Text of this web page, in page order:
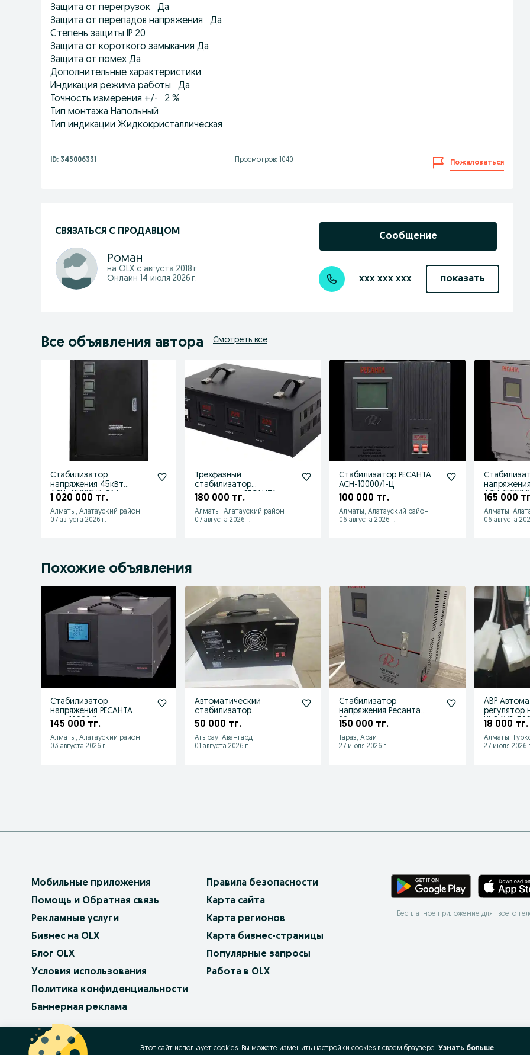
Защита от перегрузок Да
Защита от перепадов напряжения Да
Степень защиты IP 20
Защита от короткого замыкания Да
Защита от помех Да
Дополнительные характеристики
Индикация режима работы Да
Точность измерения +/- 2 %
Тип монтажа Напольный
Тип индикации Жидкокристаллическая
ID: 345006331 Просмотров: 1040 Пожаловаться
СВЯЗАТЬСЯ С ПРОДАВЦОМ
Роман
на OLX с августа 2018 г.
Онлайн 14 июля 2026 г.
Сообщение
xxx xxx xxx показать
Все объявления автора Смотреть все
Стабилизатор
напряжения 45кВт
АСН-45000/3-ЭМ
1 020 000 тг.
Алматы, Алатауский район
07 августа 2026 г.
Трехфазный
cтабилизатор
напряжения РЕСАНТА
180 000 тг.
Алматы, Алатауский район
07 августа 2026 г.
Стабилизатор РЕСАНТА
АСН-10000/1-Ц
100 000 тг.
Алматы, Алатауский район
06 августа 2026 г.
АСН-15000/
165 000
Алматы,
06 августа
Похожие объявления
Стабилизатор
напряжения РЕСАНТА
АСН-10000/1-ЭМ
145 000 тг.
Алматы, Алатауский район
03 августа 2026 г.
Автоматический
стабилизатор
наприжение переменого
50 000 тг.
Атырау, Авангард
01 августа 2026 г.
Стабилизатор
напряжения Ресанта
20кВт
150 000 тг.
Тараз, Арай
27 июля 2026 г.
ABP
регулятор
KI-DAVR-
18 000 тг.
Алматы,
27 июля 2026
Мобильные приложения
Помощь и Обратная связь
Рекламные услуги
Бизнес на OLX
Блог OLX
Условия использования
Политика конфиденциальности
Баннерная реклама
Правила безопасности
Карта сайта
Карта регионов
Карта бизнес-страницы
Популярные запросы
Работа в OLX
Бесплатное приложение для твоего
OLX.bg
Этот сайт использует cookies. Вы можете изменить настройки cookies в своeм браузере. Узнать больше